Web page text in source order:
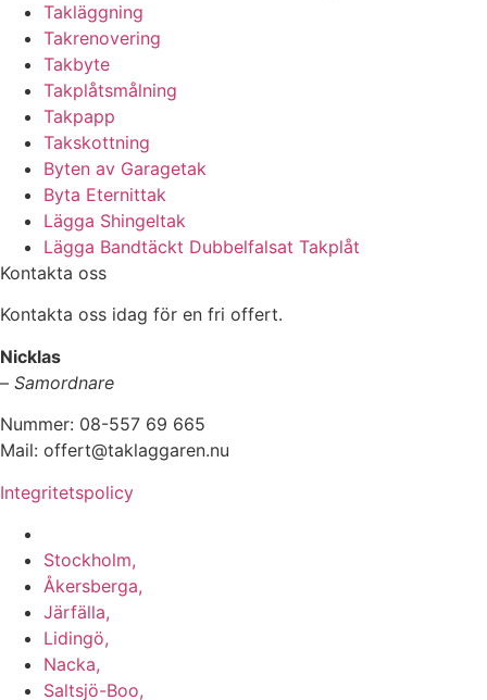
Takläggning
Takrenovering
Takbyte
Takplåtsmålning
Takpapp
Takskottning
Byten av Garagetak
Byta Eternittak
Lägga Shingeltak
Lägga Bandtäckt Dubbelfalsat Takplåt
Kontakta oss
Kontakta oss idag för en fri offert.
Nicklas
– Samordnare
Nummer: 08-557 69 665
Mail: offert@taklaggaren.nu
Integritetspolicy
Stockholm,
Åkersberga,
Järfälla,
Lidingö,
Nacka,
Saltsjö-Boo,